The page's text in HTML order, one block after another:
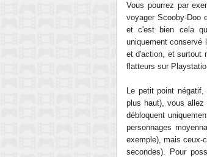
Vous pourrez par
voyager Scooby-Doo
et c'est bien cela
uniquement conservé
et d'action, et surtout
flatteurs sur
Le petit point
plus haut), vous
débloquent
personnages
exemple), mais ceux-
secondes). Pour